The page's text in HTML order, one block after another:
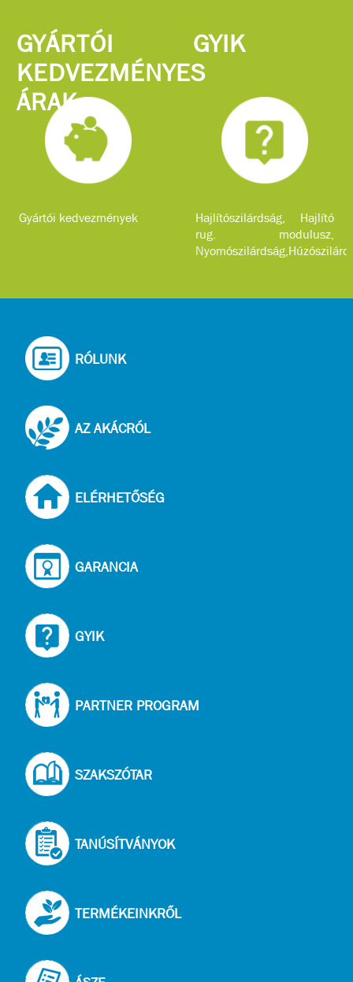
GYÁRTÓI
KEDVEZMÉNYES
ÁRAK
Gyártói kedvezmények
GYIK
Hajlítószilárdság, Hajlító
rug. modulusz,
RÓLUNK
AZ AKÁCRÓL
ELÉRHETŐSÉG
GARANCIA
GYIK
PARTNER PROGRAM
SZAKSZÓTAR
TANÚSÍTVÁNYOK
TERMÉKEINKRŐL